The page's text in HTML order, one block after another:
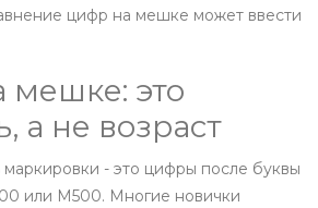
цифр на мешке может ввести
это
а не возраст
маркировки - это цифры после буквы
или М500. Многие новички